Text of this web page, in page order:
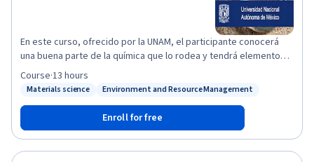
En este curso, ofrecido por la UNAM, el participante conocerá
una buena parte de la química que lo rodea y tendrá elementos
para saber que la química no es tan mala como nos quieren hacer
creer.
Materials science
Status: Environment and Resource Management
Environment and Resource Management
Course·13 hours
Enroll for free